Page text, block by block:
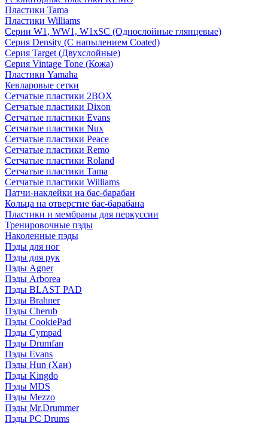
Пластики Tama
Пластики Williams
Серии W1, WW1, W1xSC (Однослойные глянцевые)
Серия Density (C напылением Coated)
Серия Target (Двухслойные)
Серия Vintage Tone (Кожа)
Пластики Yamaha
Кевларовые сетки
Сетчатые пластики 2BOX
Сетчатые пластики Dixon
Сетчатые пластики Evans
Сетчатые пластики Nux
Сетчатые пластики Peace
Сетчатые пластики Remo
Сетчатые пластики Roland
Сетчатые пластики Tama
Сетчатые пластики Williams
Патчи-наклейки на бас-барабан
Кольца на отверстие бас-барабана
Пластики и мембраны для перкуссии
Тренировочные пэды
Наколенные пэды
Пэды для ног
Пэды для рук
Пэды Agner
Пэды Arborea
Пэды BLAST PAD
Пэды Brahner
Пэды Cherub
Пэды CookiePad
Пэды Cympad
Пэды Drumfan
Пэды Evans
Пэды Hun (Хан)
Пэды Kingdo
Пэды MDS
Пэды Mezzo
Пэды Mr.Drummer
Пэды PC Drums